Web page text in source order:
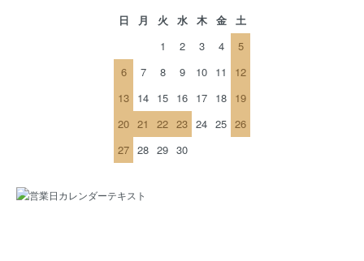
日 月 火 水 木 金
土
1
2 3 4
5
6
7 8 9 10 11
12
13 14 15 16 17 18 19
20 21 22 23 24 25 26
27 28 29 30